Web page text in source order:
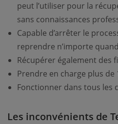
peut l’utiliser pour la
sans connaissances
Capable d’arrêter le
reprendre n’importe
Récupérer également des
Prendre en charge plus de
Fonctionner dans tous les
Les inconvénients de